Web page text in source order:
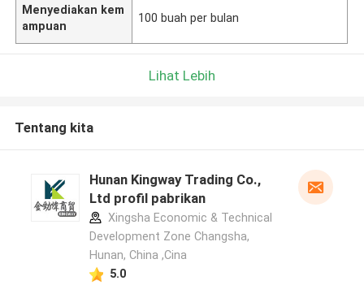
Menyediakan kem
ampuan
100 buah per bulan
Lihat Lebih
Tentang kita
Hunan Kingway Trading Co.,
Ltd profil pabrikan
Xingsha Economic & Technical
Development Zone Changsha,
Hunan, China ,Cina
5.0